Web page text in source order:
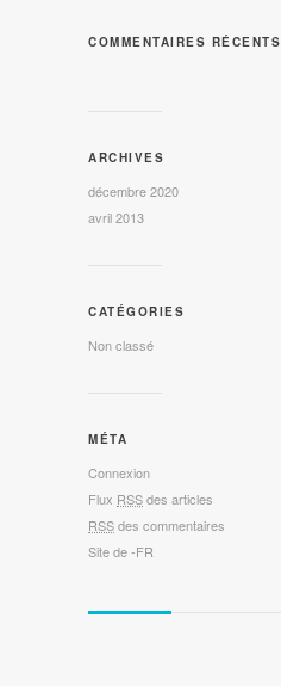
COMMENTAIRES RÉCENTS
ARCHIVES
décembre 2020
avril 2013
CATÉGORIES
Non classé
MÉTA
Connexion
Flux RSSdes articles
RSSdes commentaires
Site de -FR